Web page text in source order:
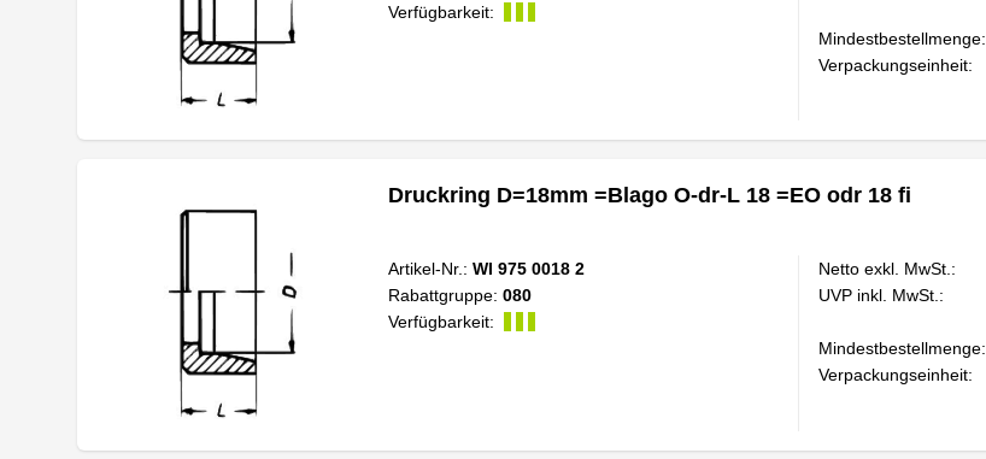
Verfügbarkeit:
Mindestbestellmenge:
Verpackungseinheit:
Druckring D=18mm =Blago O-dr-L 18 =EO odr 18 fi
Artikel-Nr.: WI 975 0018 2
Rabattgruppe: 080
Verfügbarkeit:
Netto exkl. MwSt.:
UVP inkl. MwSt.:
Mindestbestellmenge:
Verpackungseinheit: